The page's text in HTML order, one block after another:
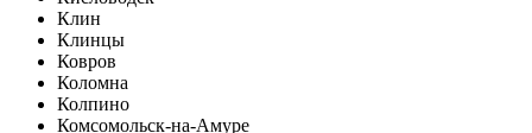
Клин
Клинцы
Ковров
Коломна
Колпино
Комсомольск-на-Амуре